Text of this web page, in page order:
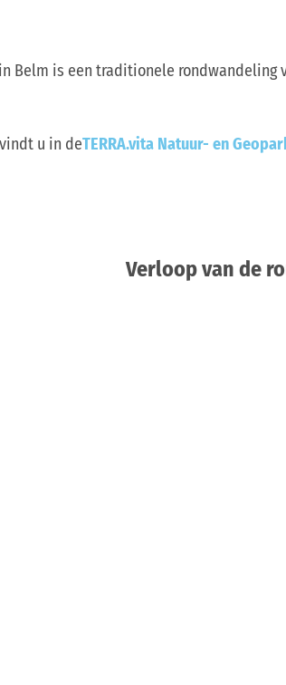
Belm is een traditionele
u in deTERRA.vita Natuur- en
Verloop van de